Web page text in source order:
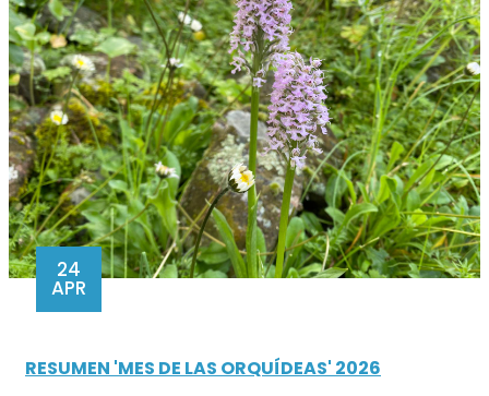
24
APR
RESUMEN 'MES DE LAS ORQUÍDEAS' 2026